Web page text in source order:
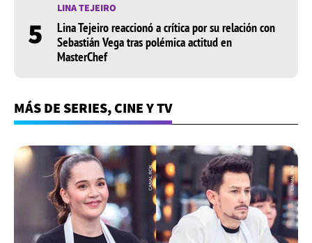
5
LINA TEJEIRO
Lina Tejeiro reaccionó a crítica por su relación con
Sebastián Vega tras polémica actitud en
MasterChef
MÁS DE SERIES, CINE Y TV